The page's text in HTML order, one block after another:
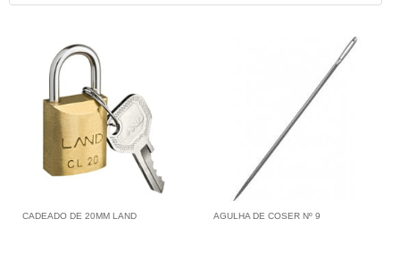
CADEADO DE 20MM LAND AGULHA DE COSER Nº 9